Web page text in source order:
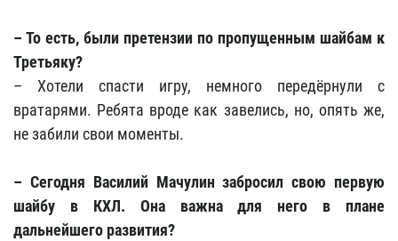
– То есть, были претензии по пропущенным шайбам к
Третьяку?
– Хотели спасти игру, немного передёрнули с
вратарями. Ребята вроде как завелись, но, опять же,
не забили свои моменты.
– Сегодня Василий Мачулин забросил свою первую
шайбу в КХЛ. Она важна для него в плане
дальнейшего развития?